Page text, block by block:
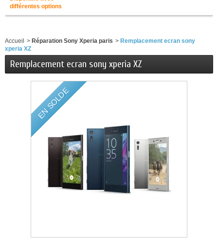
différentes options
Accueil > Réparation Sony Xperia paris > Remplacement ecran sony
xperia XZ
Remplacement ecran sony xperia XZ
EN SOLDE